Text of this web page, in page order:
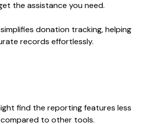
the assistance you need.
donation tracking, helping
records effortlessly.
find the reporting features less
to other tools.